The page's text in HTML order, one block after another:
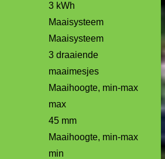
3 kWh
Maaisysteem
Maaisysteem
3 draaiende
maaimesjes
Maaihoogte, min-max
max
45 mm
Maaihoogte, min-max
min